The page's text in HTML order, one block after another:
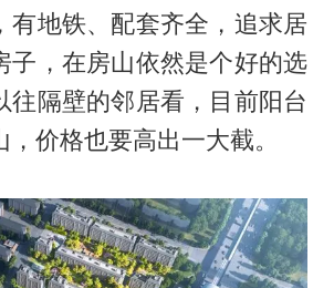
有地铁、配套齐全，追求居
子，在房山依然是个好的选
往隔壁的邻居看，目前阳台
价格也要高出一大截。